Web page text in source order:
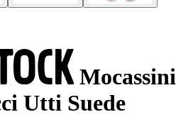
Mocassini
Utti Suede